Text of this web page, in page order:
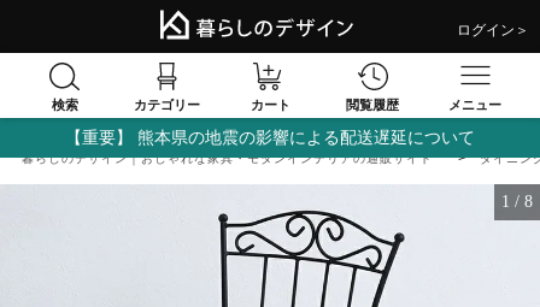
ログイン＞
検索 カテゴリー カート 閲覧履歴 メニュー
【重要】 熊本県の地震の影響による配送遅延について
暮らしのデザイン｜おしゃれな家具・モダンインテリアの通販サイト ダイニン
1 / 8